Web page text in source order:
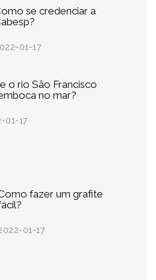
se credenciar a
01-17
o rio São Francisco
no mar?
01-17
fazer um grafite
01-17